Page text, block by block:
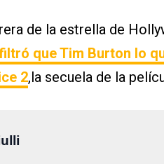
de la estrella de
que Tim Burton lo
2,la secuela de la